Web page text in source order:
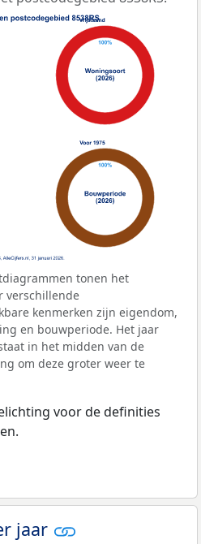
tonen het
verschillende
kenmerken zijn eigendom,
en bouwperiode. Het jaar
in het midden van de
om deze groter weer te
voor de definities
jaar